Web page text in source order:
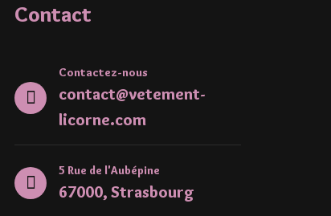
Contact
Contactez-nous
contact@vetement-
licorne.com
5 Rue de l'Aubépine
67000, Strasbourg